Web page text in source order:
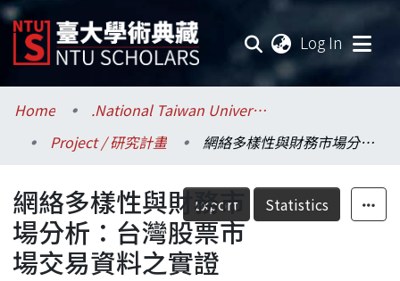
Log In
Communities & Collections
Research Outputs
Fundings & Projects
Researchers
Home
.National Taiwan University / 國立臺灣大學
Project / 研究計畫
網絡多樣性與財務市場分析：台灣股票市場交易資料之實證
Export Statistics
網絡多樣性與財務市
場分析：台灣股票市
場交易資料之實證